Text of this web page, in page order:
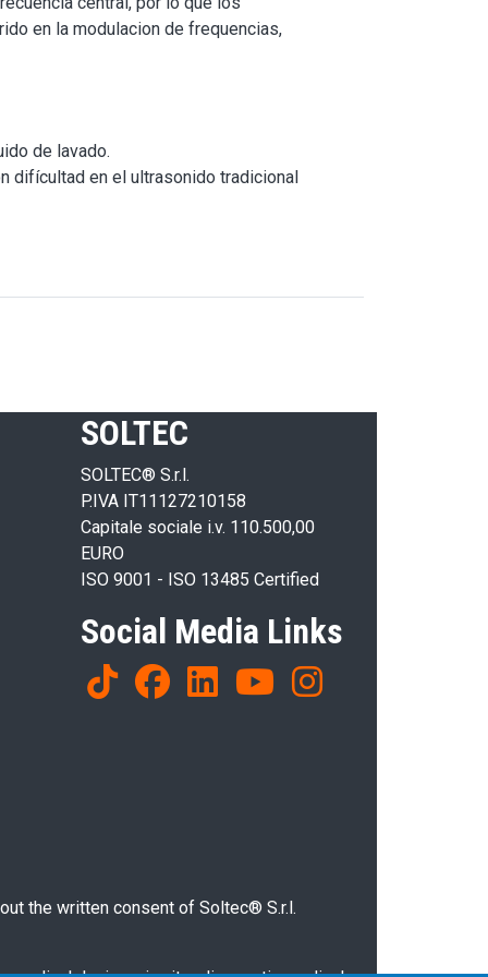
en la modulacion de frequencias,
de lavado.
difícultad en el ultrasonido tradicional
SOLTEC
SOLTEC® S.r.l.
P.IVA IT11127210158
Capitale sociale i.v. 110.500,00
EURO
ISO 9001 - ISO 13485 Certified
Social Media Links
the written consent of Soltec® S.r.l.